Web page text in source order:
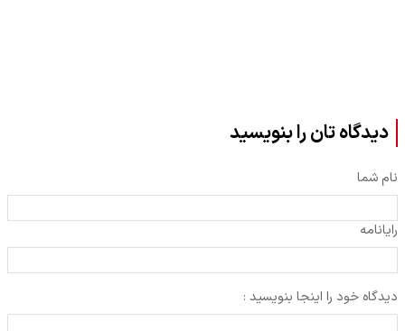
دیدگاه تان را بنویسید
نام شما
رایانامه
دیدگاه خود را اینجا بنویسید :